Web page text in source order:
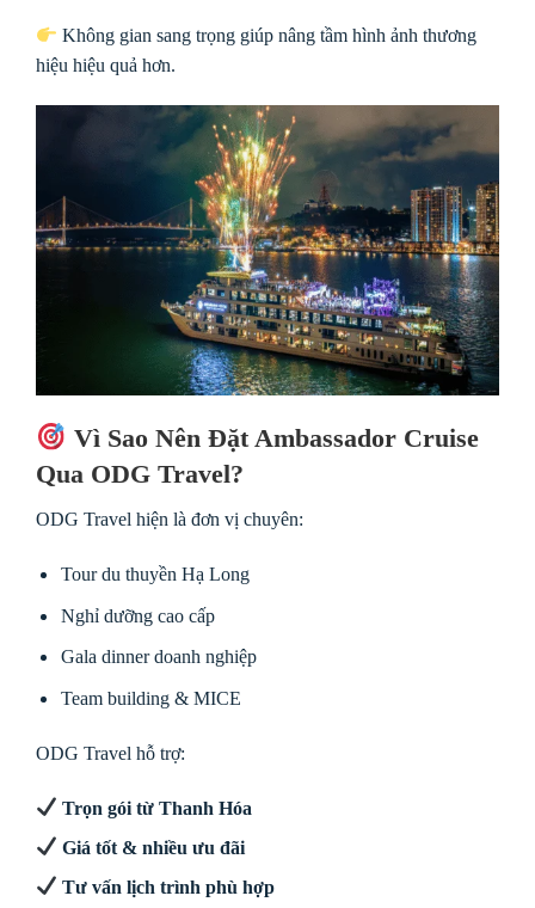
Không gian sang trọng giúp nâng tầm hình ảnh thương
hiệu hiệu quả hơn.
Vì Sao Nên Đặt Ambassador Cruise
Qua ODG Travel?
ODG Travel hiện là đơn vị chuyên:
Tour du thuyền Hạ Long
Nghỉ dưỡng cao cấp
Gala dinner doanh nghiệp
Team building & MICE
ODG Travel hỗ trợ:
Trọn gói từ Thanh Hóa
Giá tốt & nhiều ưu đãi
Tư vấn lịch trình phù hợp